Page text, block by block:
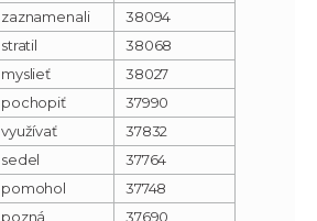
zaznamenali
38094
stratil
38068
myslieť
38027
pochopiť
37990
využívať
37832
sedel
37764
pomohol
37748
pozná 37690